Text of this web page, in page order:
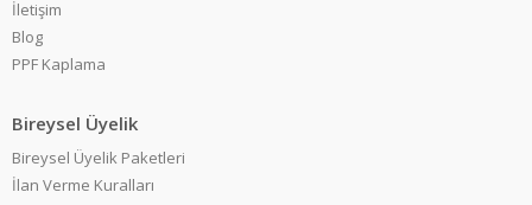
İletişim
Blog
PPF Kaplama
Bireysel Üyelik
Bireysel Üyelik Paketleri
İlan Verme Kuralları